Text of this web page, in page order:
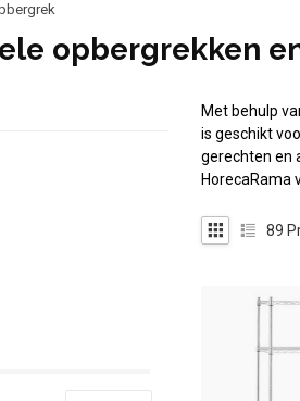
opbergrekken
Met behulp
is geschikt
gerechten en
HorecaRama
89